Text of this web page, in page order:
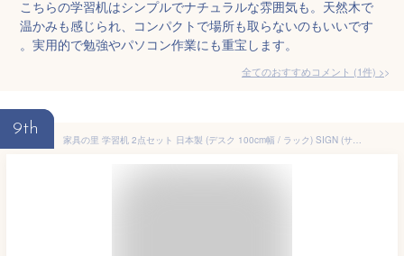
こちらの学習机はシンプルでナチュラルな雰囲気も。天然木で
温かみも感じられ、コンパクトで場所も取らないのもいいです
。実用的で勉強やパソコン作業にも重宝します。
全てのおすすめコメント (1件) >
9th
家具の里 学習机 2点セット 日本製 (デスク 100cm幅 / ラック) SIGN (サイン) 堀田木工所 (天然木/アルダー無垢材) デスクセット 棚付き ナチュラル 北欧 在宅ワーク シンプル おしゃれ